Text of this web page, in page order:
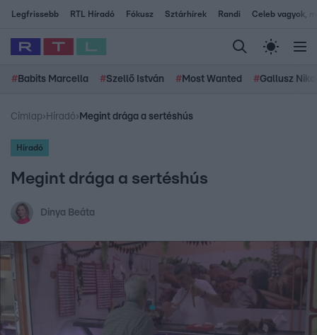
Legfrissebb RTL Híradó Fókusz Sztárhírek Randi Celeb vagyok,
# Babits Marcella #Szellő István # Most Wanted #Gallusz
Címlap› Híradó› Megint drága a sertéshús
Híradó
Megint drága a sertéshús
Dinya Beáta